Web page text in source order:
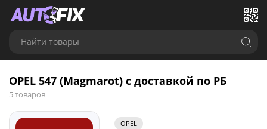
Найти товары
OPEL 547 (Magmarot) с доставкой по РБ
5 товаров
OPEL